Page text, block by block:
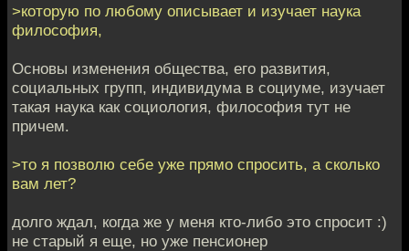
>которую по любому описывает и изучает наука
философия,
Основы изменения общества, его развития,
социальных групп, индивидума в социуме, изучает
такая наука как социология, философия тут не
причем.
>то я позволю себе уже прямо спросить, а сколько
вам лет?
долго ждал, когда же у меня кто-либо это спросит :)
не старый я еще, но уже пенсионер